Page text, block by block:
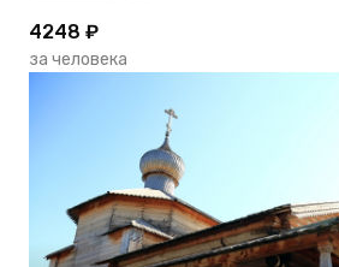
4248 ₽
за человека